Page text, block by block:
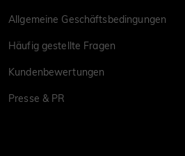
Allgemeine Geschäftsbedingungen
Häufig gestellte Fragen
Kundenbewertungen
Presse & PR